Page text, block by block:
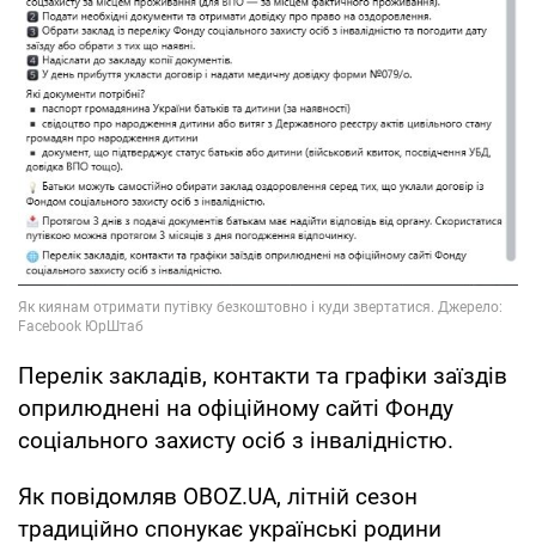
Перелік закладів, контакти та графіки заїздів
оприлюднені на офіційному сайті Фонду
соціального захисту осіб з інвалідністю.
Як повідомляв OBOZ.UA, літній сезон
традиційно спонукає українські родини